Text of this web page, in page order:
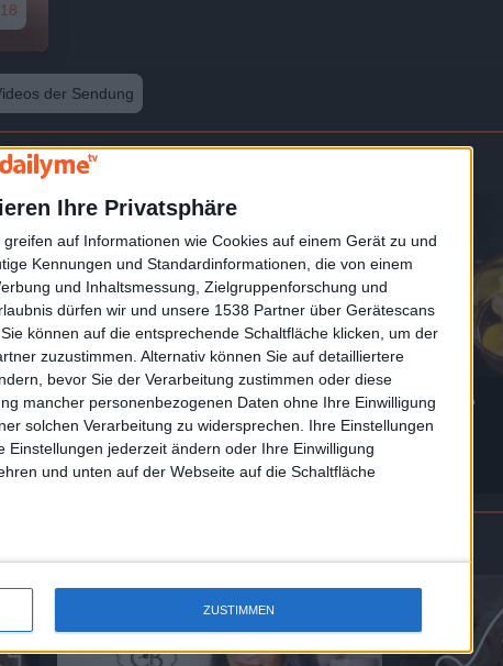
Ihre Privatsphäre
auf Informationen wie Cookies auf einem Gerät zu und
Kennungen und Standardinformationen, die von einem
und Inhaltsmessung, Zielgruppenforschung und
dürfen wir und unsere 1538 Partner über Gerätescans
können auf die entsprechende Schaltfläche klicken, um der
zuzustimmen. Alternativ können Sie auf detailliertere
bevor Sie der Verarbeitung zustimmen oder diese
mancher personenbezogenen Daten ohne Ihre Einwilligung
solchen Verarbeitung zu widersprechen. Ihre Einstellungen
jederzeit ändern oder Ihre Einwilligung
und unten auf der Webseite auf die Schaltfläche
ZUSTIMMEN
der Sendung
0:55
Bechamel Sauce Blitzmayo